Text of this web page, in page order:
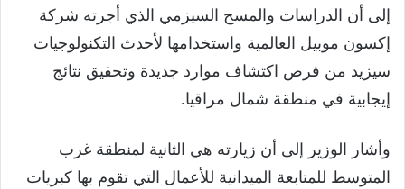
إلى أن الدراسات والمسح السيزمي الذي أجرته شركة
إكسون موبيل العالمية واستخدامها لأحدث التكنولوجيات
سيزيد من فرص اكتشاف موارد جديدة وتحقيق نتائج
إيجابية في منطقة شمال مراقيا.
وأشار الوزير إلى أن زيارته هي الثانية لمنطقة غرب
المتوسط للمتابعة الميدانية للأعمال التي تقوم بها كبريات